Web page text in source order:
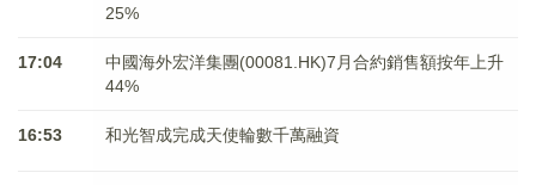
25%
17:04
中國海外宏洋集團(00081.HK)7月合約銷售額按年上升
44%
16:53 和光智成完成天使輪數千萬融資